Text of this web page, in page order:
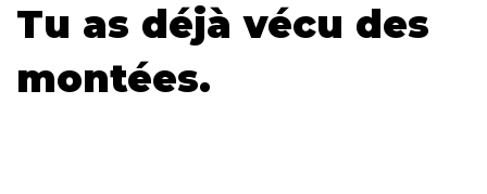
Tu as déjà vécu des
montées.